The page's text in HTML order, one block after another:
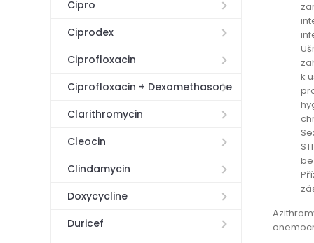
Cipro
Ciprodex
Ciprofloxacin
Ciprofloxacin + Dexamethasone
Clarithromycin
Cleocin
Clindamycin
Doxycycline
Duricef
k